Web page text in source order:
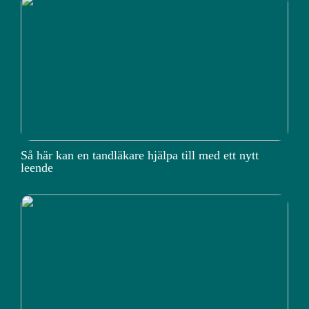
Så här kan en tandläkare hjälpa till med ett nytt
leende